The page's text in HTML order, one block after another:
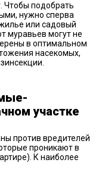
Чтобы подобрать
нужно сперва
или садовый
муравьев могут не
в оптимальном
насекомых,
участке
против вредителей
проникают в
К наиболее